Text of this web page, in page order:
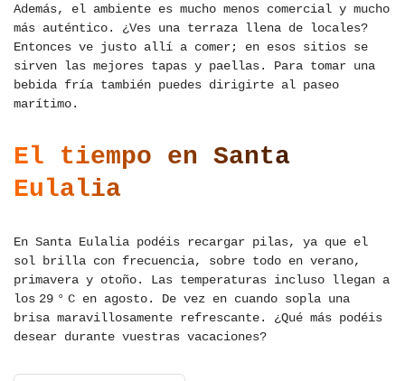
Además, el ambiente es mucho menos comercial y mucho
más auténtico. ¿Ves una terraza llena de locales?
Entonces ve justo allí a comer; en esos sitios se
sirven las mejores tapas y paellas. Para tomar una
bebida fría también puedes dirigirte al paseo
marítimo.
El tiempo en Santa
Eulalia
En Santa Eulalia podéis recargar pilas, ya que el
sol brilla con frecuencia, sobre todo en verano,
primavera y otoño. Las temperaturas incluso llegan a
los 29 ° C en agosto. De vez en cuando sopla una
brisa maravillosamente refrescante. ¿Qué más podéis
desear durante vuestras vacaciones?